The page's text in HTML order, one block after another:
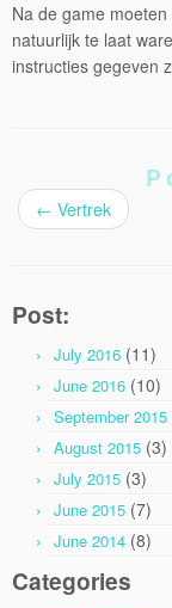
Na de game
natuurlijk te laat
instructies gegeven
← Vertrek
Post:
July 2016 (11)
June 2016 (10)
September 2015
August 2015 (3)
July 2015 (3)
June 2015 (7)
June 2014 (8)
Categories